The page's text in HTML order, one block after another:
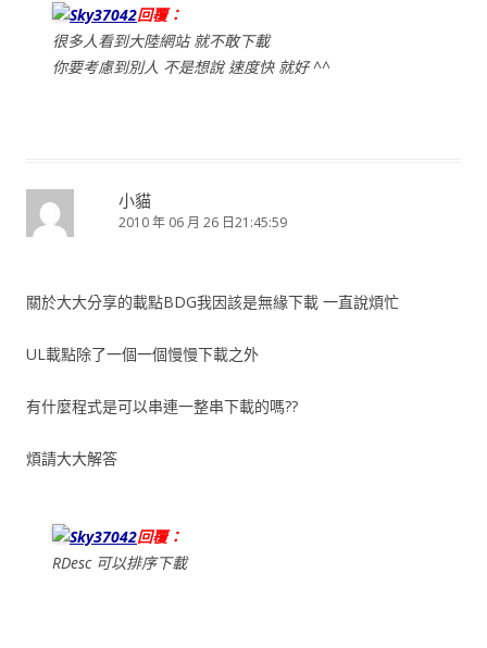
Sky37042回覆：
很多人看到大陸網站 就不敢下載
你要考慮到別人 不是想說 速度快 就好 ^^
小貓
2010 年 06 月 26 日21:45:59
關於大大分享的載點BDG我因該是無緣下載 一直說煩忙
UL載點除了一個一個慢慢下載之外
有什麼程式是可以串連一整串下載的嗎??
煩請大大解答
Sky37042回覆：
RDesc 可以排序下載